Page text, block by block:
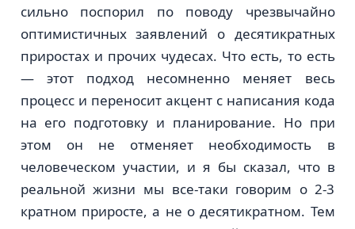
сильно поспорил по поводу чрезвычайно
оптимистичных заявлений о десятикратных
приростах и прочих чудесах. Что есть, то есть
— этот подход несомненно меняет весь
процесс и переносит акцент с написания кода
на его подготовку и планирование. Но при
этом он не отменяет необходимость в
человеческом участии, и я бы сказал, что в
реальной жизни мы все-таки говорим о 2-3
кратном приросте, а не о десятикратном. Тем